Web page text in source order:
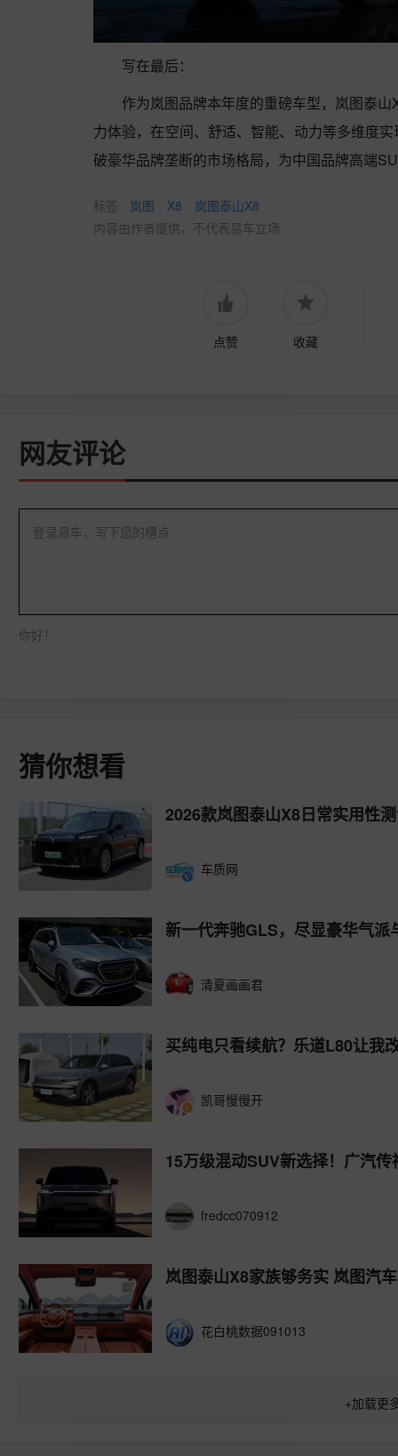
写在最后：
作为岚图品牌本年度的重磅车型，岚图泰
力体验，在空间、舒适、智能、动力等多维度
破豪华品牌垄断的市场格局，为中国品牌高端
标签: 岚图 X8
岚图泰山X8
内容由作者提供，不代表易车立场
点赞 收藏
网友评论
登录易车，写下您的槽点
你好！
猜你想看
2026款岚图泰山X8日常实用性
车质网
新一代奔驰GLS，尽显豪华气
清夏画画君
买纯电只看续航？乐道L80让我
凯哥慢慢开
15万级混动SUV新选择！广汽
fredcc070912
岚图泰山X8家族够务实 岚图汽
花白桃数据091013
+加载更